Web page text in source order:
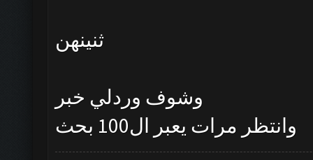
ثنينهن
وشوف وردلي خبر
وانتظر مرات يعبر ال100 بحث